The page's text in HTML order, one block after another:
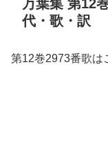
万葉集 第12
代・歌・訳
第12巻2973番歌は